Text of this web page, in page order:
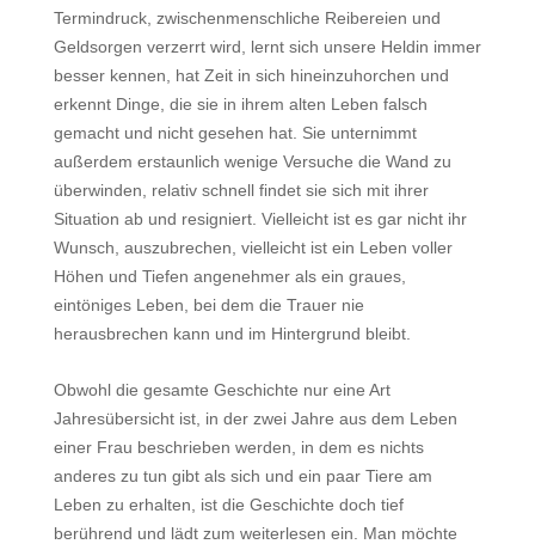
Termindruck, zwischenmenschliche Reibereien und
Geldsorgen verzerrt wird, lernt sich unsere Heldin immer
besser kennen, hat Zeit in sich hineinzuhorchen und
erkennt Dinge, die sie in ihrem alten Leben falsch
gemacht und nicht gesehen hat. Sie unternimmt
außerdem erstaunlich wenige Versuche die Wand zu
überwinden, relativ schnell findet sie sich mit ihrer
Situation ab und resigniert. Vielleicht ist es gar nicht ihr
Wunsch, auszubrechen, vielleicht ist ein Leben voller
Höhen und Tiefen angenehmer als ein graues,
eintöniges Leben, bei dem die Trauer nie
herausbrechen kann und im Hintergrund bleibt.
Obwohl die gesamte Geschichte nur eine Art
Jahresübersicht ist, in der zwei Jahre aus dem Leben
einer Frau beschrieben werden, in dem es nichts
anderes zu tun gibt als sich und ein paar Tiere am
Leben zu erhalten, ist die Geschichte doch tief
berührend und lädt zum weiterlesen ein. Man möchte